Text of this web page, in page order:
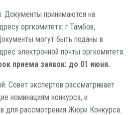
Документы принимаются на
оргкомитета: г.Тамбов,
могут быть поданы в
электронной почты оргкомитета:
приема заявок: до 01 июня.
Совет экспертов рассматривает
номинациям конкурса, и
для рассмотрения Жюри Конкурса.